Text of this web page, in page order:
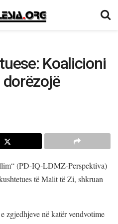
Koalicioni
dorëzojë
(PD-IQ-LDMZ-Perspektiva)
të Malit të Zi, shkruan
zgjedhjeve në katër vendvotime